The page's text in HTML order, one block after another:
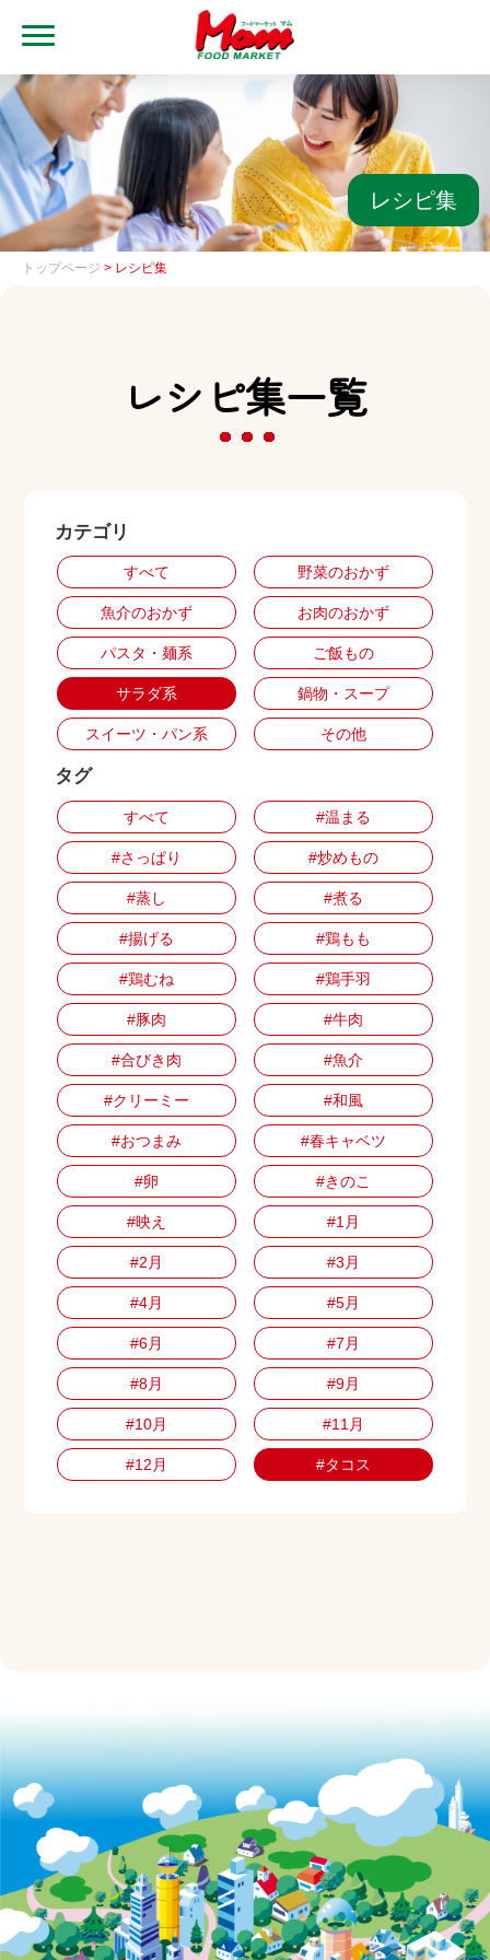
トップ
ブランド・店舗
マムアプリ
マムEdy
出店用地募集
レシピ集
トップページ > レシピ集
レシピ集一覧
カテゴリ
すべて 野菜のおかず
魚介のおかず お肉のおかず
パスタ・麺系 ご飯もの
サラダ系 鍋物・スープ
スイーツ・パン系 その他
タグ
すべて #温まる
#さっぱり #炒めもの
#蒸し #煮る
#揚げる #鶏もも
#鶏むね #鶏手羽
#豚肉 #牛肉
#合びき肉 #魚介
#クリーミー #和風
#おつまみ #春キャベツ
#卵 #きのこ
#映え #1月
#2月 #3月
#4月 #5月
#6月 #7月
#8月 #9月
#10月 #11月
#12月 #タコス